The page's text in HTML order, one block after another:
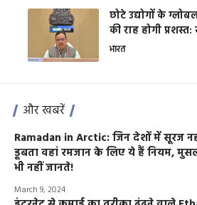
छोटे उद्योगों के
की राह होगी
भारत
और खबरें
Ramadan in Arctic: जिन देशों में सूरज
डूबता वहां रमजान के लिए ये हैं नियम,
भी नहीं जानते!
March 9, 2024